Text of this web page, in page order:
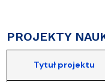
PROJEKTY
Tytuł projektu